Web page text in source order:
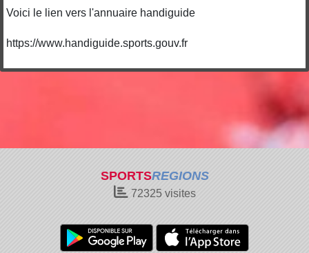
Voici le lien vers l'annuaire handiguide
https://www.handiguide.sports.gouv.fr
SPORTSREGIONS
72325visites